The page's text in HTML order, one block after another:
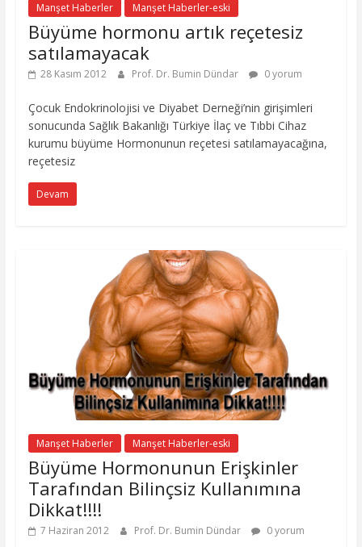
Manşet Haberler Manşet Haberler-eski
Büyüme hormonu artık reçetesiz
satılamayacak
28 Kasım 2012 Prof. Dr. Bumin Dündar 0 yorum
Çocuk Endokrinolojisi ve Diyabet Derneği’nin girişimleri
sonucunda Sağlık Bakanlığı Türkiye İlaç ve Tıbbi Cihaz
kurumu büyüme Hormonunun reçetesi satılamayacağına,
reçetesiz
Devam
Manşet Haberler Manşet Haberler-eski
Büyüme Hormonunun Erişkinler
Tarafından Bilinçsiz Kullanımına
Dikkat!!!!
7 Haziran 2012 Prof. Dr. Bumin Dündar 0 yorum